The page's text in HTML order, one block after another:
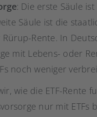
: Die erste Säule
Säule ist die
Rente. In
mit Lebens- oder
noch weniger
wie die ETF-Rente
nur mit ETFs